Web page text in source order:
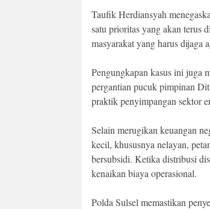
Taufik Herdiansyah
satu prioritas yang akan terus
masyarakat yang harus dijaga
Pengungkapan kasus ini juga
pergantian pucuk pimpinan
praktik penyimpangan sektor
Selain merugikan keuangan
kecil, khususnya nelayan,
bersubsidi. Ketika distribusi
kenaikan biaya operasional.
Polda Sulsel memastikan